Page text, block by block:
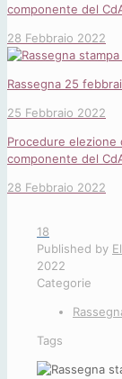
componente del
28 Febbraio 2022
Rassegna 25
25 Febbraio 2022
Procedure
componente del
28 Febbraio 2022
18
Published by
2022
Categorie
Tags